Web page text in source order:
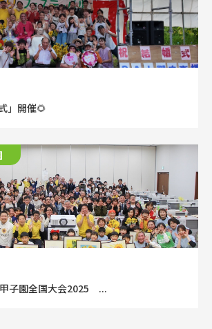
」開催🌻
子園全国大会2025 ...